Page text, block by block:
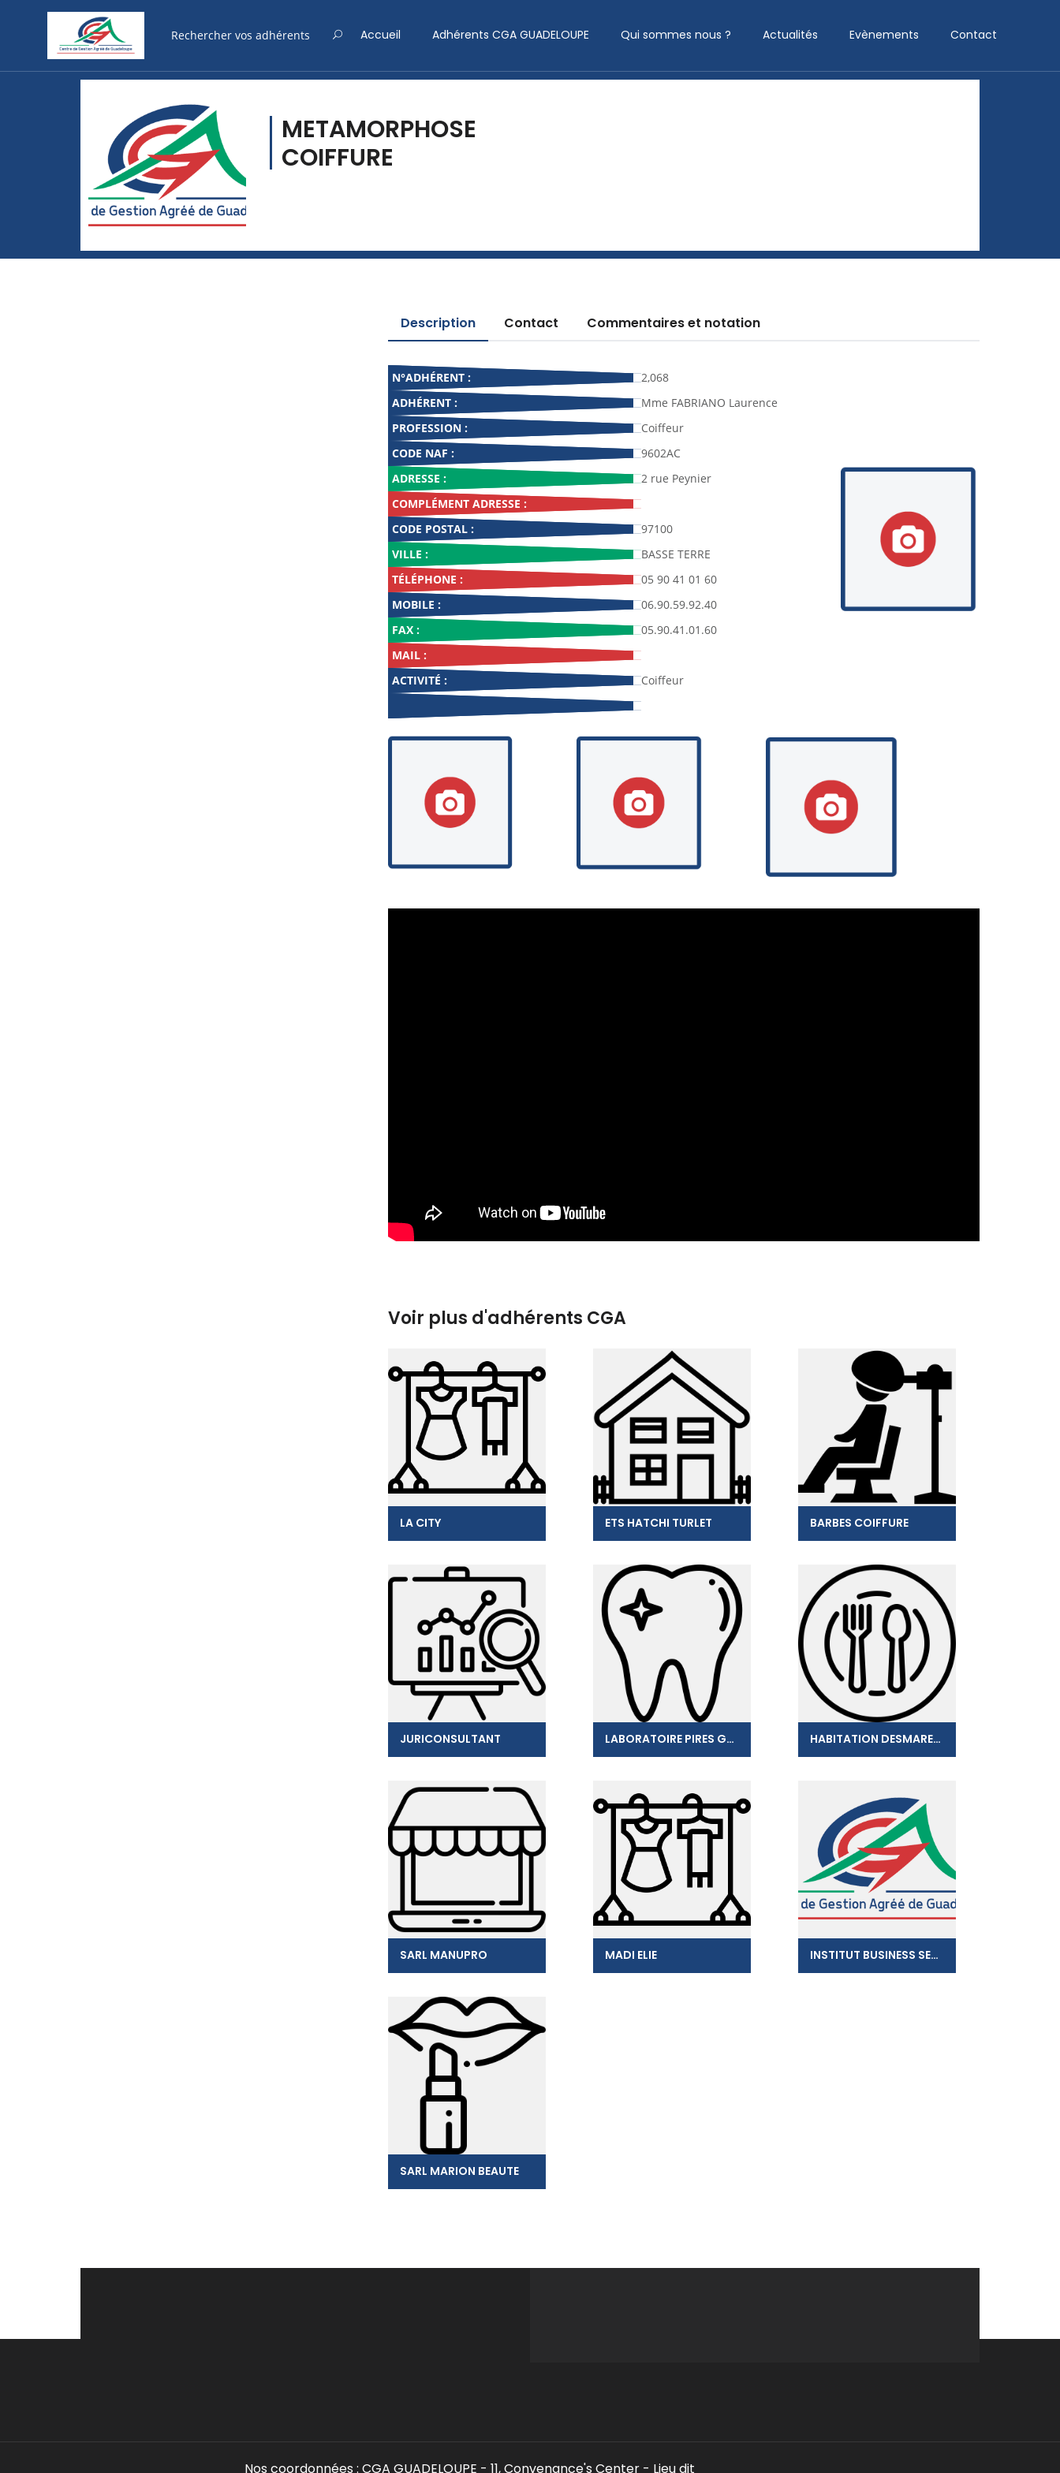
Accueil Adhérents CGA GUADELOUPE Qui sommes nous ? Actualités Evènements Contact
METAMORPHOSE
COIFFURE
Description Contact Commentaires et notation
N°ADHÉRENT :
2,068
ADHÉRENT :
Mme FABRIANO Laurence
PROFESSION :
Coiffeur
CODE NAF :
9602AC
ADRESSE :
2 rue Peynier
COMPLÉMENT ADRESSE :
CODE POSTAL :
97100
VILLE :
BASSE TERRE
TÉLÉPHONE :
05 90 41 01 60
MOBILE :
06.90.59.92.40
FAX :
05.90.41.01.60
MAIL :
ACTIVITÉ :
Coiffeur
Voir plus d'adhérents CGA
LA CITY ETS HATCHI TURLET BARBES COIFFURE
JURICONSULTANT LABORATOIRE PIRES GOMES HABITATION DESMARETS
SARL MANUPRO MADI ELIE INSTITUT BUSINESS SERVICES
SARL MARION BEAUTE
Nos coordonnées : CGA GUADELOUPE - 11, Convenance's Center - Lieu dit